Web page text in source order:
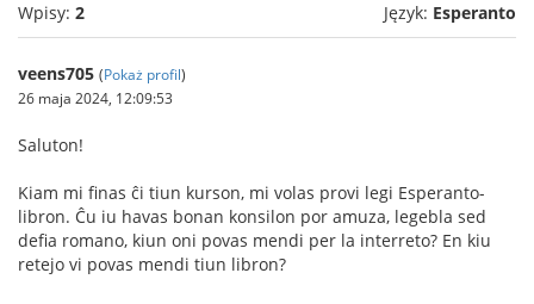
Wpisy: 2 Język: Esperanto
veens705 (Pokaż profil)
26 maja 2024, 12:09:53
Saluton!
Kiam mi finas ĉi tiun kurson, mi volas provi legi Esperanto-
libron. Ĉu iu havas bonan konsilon por amuza, legebla sed
defia romano, kiun oni povas mendi per la interreto? En kiu
retejo vi povas mendi tiun libron?